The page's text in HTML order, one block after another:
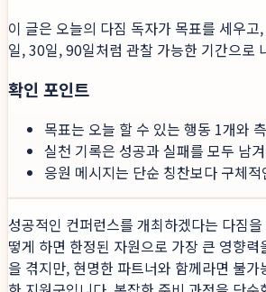
이 글은 오늘의 다짐 독자가 목표를 세우
일, 30일, 90일처럼 관찰 가능한 기간으로
확인 포인트
목표는 오늘 할 수 있는 행동 1개와
실천 기록은 성공과 실패를 모두 남
응원 메시지는 단순 칭찬보다 구체
성공적인 컨퍼런스를 개최하겠다는 다짐
떻게 하면 한정된 자원으로 가장 큰 영향
을 겪지만, 현명한 파트너와 함께라면 불